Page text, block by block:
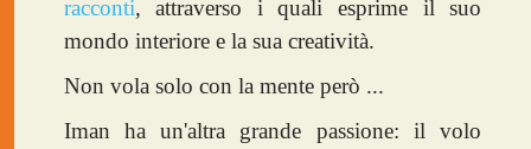
racconti, attraverso i quali esprime il suo
mondo interiore e la sua creatività.
Non vola solo con la mente però ...
Iman ha un'altra grande passione: il volo